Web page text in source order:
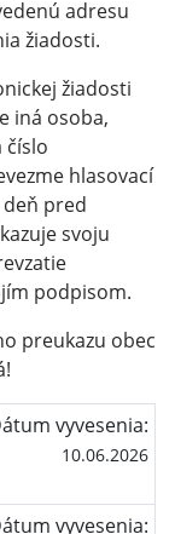
adresu
žiadosti.
žiadosti
iná osoba,
číslo
hlasovací
pred
svoju
podpisom.
preukazu obec
vyvesenia:
10.06.2026
vyvesenia: